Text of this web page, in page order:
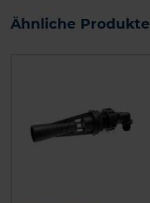
Ähnliche Produkte